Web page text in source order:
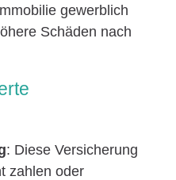
gewerblich
Schäden nach
: Diese Versicherung
zahlen oder